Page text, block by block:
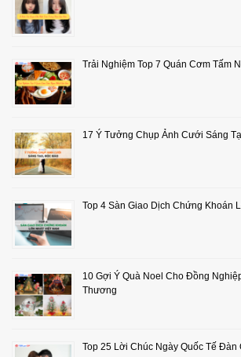
Trải Nghiệm Top 7 Quán Cơm Tấm
17 Ý Tưởng Chụp Ảnh Cưới Sáng
Top 4 Sàn Giao Dịch Chứng Khoán
10 Gợi Ý Quà Noel Cho Đồng
Thương
Top 25 Lời Chúc Ngày Quốc Tế Đàn